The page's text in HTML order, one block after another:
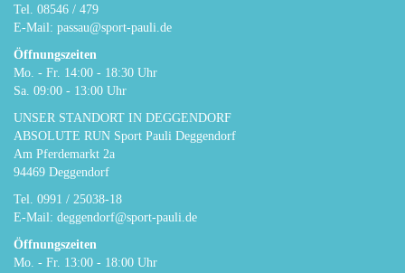
Tel. 08546 / 479
E-Mail: passau@sport-pauli.de
Öffnungszeiten
Mo. - Fr. 14:00 - 18:30 Uhr
Sa. 09:00 - 13:00 Uhr
UNSER STANDORT IN DEGGENDORF
ABSOLUTE RUN Sport Pauli Deggendorf
Am Pferdemarkt 2a
94469 Deggendorf
Tel. 0991 / 25038-18
E-Mail: deggendorf@sport-pauli.de
Öffnungszeiten
Mo. - Fr. 13:00 - 18:00 Uhr